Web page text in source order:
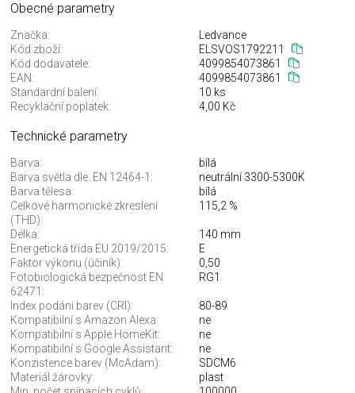
Obecné parametry
Značka:
Ledvance
Kód zboží:
ELSVOS1792211
Kód dodavatele:
4099854073861
EAN:
4099854073861
Standardní balení:
10 ks
Recyklační poplatek:
4,00 Kč
Technické parametry
Barva:
bílá
Barva světla dle. EN 12464-1:
neutrální 3300-5300K
Barva tělesa:
bílá
Celkové harmonické zkreslení
(THD):
115,2 %
Délka:
140 mm
Energetická třída EU 2019/2015:
E
Faktor výkonu (účiník):
0,50
Fotobiologická bezpečnost EN
62471:
RG1
Index podání barev (CRI):
80-89
Kompatibilní s Amazon Alexa:
ne
Kompatibilní s Apple HomeKit:
ne
Kompatibilní s Google Assistant:
ne
Konzistence barev (McAdam):
SDCM6
Materiál žárovky:
plast